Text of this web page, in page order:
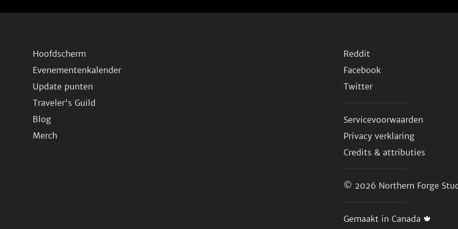
Hoofdscherm
Evenementenkalender
Update punten
Traveler's Guild
Blog
Merch
Reddit
Facebook
Twitter
Servicevoorwaarden
Privacy verklaring
Credits & attributies
© 2026 Northern Forge
Gemaakt in Canada 🍁